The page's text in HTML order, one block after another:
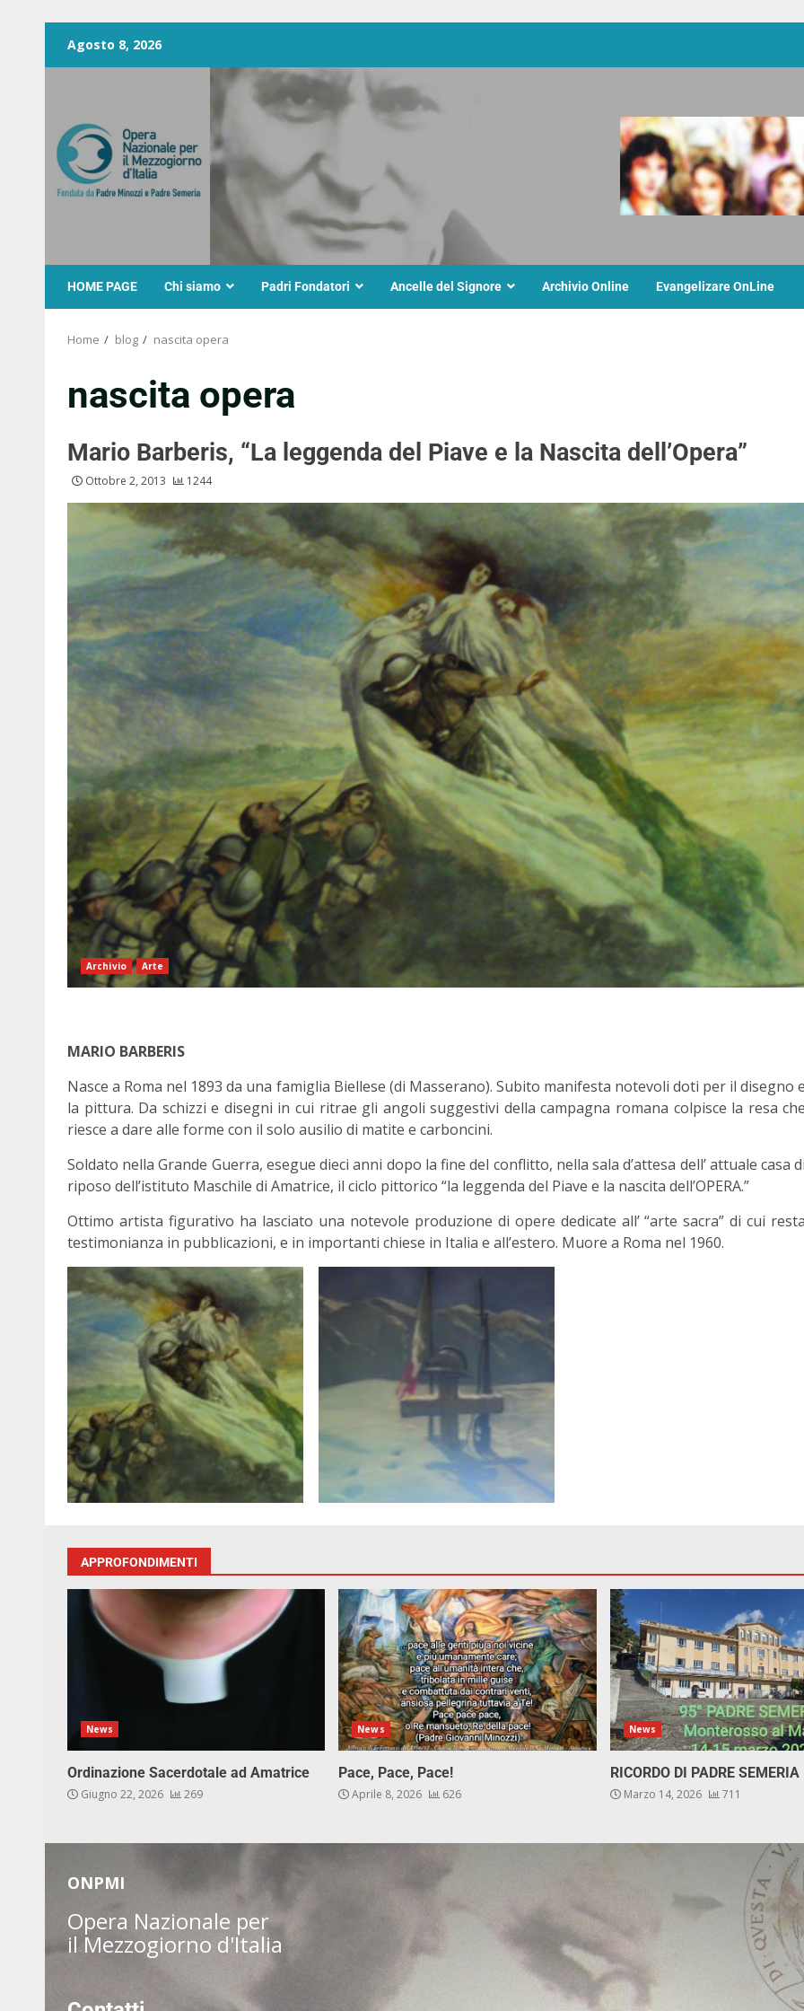
Agosto 8, 2026
HOME PAGE Chi siamo Padri Fondatori Ancelle del Signore Archivio Online Evangelizare OnLine
Home blog nascita opera
nascita opera
Mario Barberis, “La leggenda del Piave e la Nascita dell’Opera”
Ottobre 2, 2013 1244
Archivio Arte
MARIO BARBERIS
Nasce a Roma nel 1893 da una famiglia Biellese (di Masserano). Subito manifesta notevoli doti per il disegno
la pittura. Da schizzi e disegni in cui ritrae gli angoli suggestivi della campagna romana colpisce la resa
riesce a dare alle forme con il solo ausilio di matite e carboncini.
Soldato nella Grande Guerra, esegue dieci anni dopo la fine del conflitto, nella sala d’attesa dell’ attuale casa
riposo dell’istituto Maschile di Amatrice, il ciclo pittorico “la leggenda del Piave e la nascita dell’OPERA.”
Ottimo artista figurativo ha lasciato una notevole produzione di opere dedicate all’ “arte sacra” di cui
testimonianza in pubblicazioni, e in importanti chiese in Italia e all’estero. Muore a Roma nel 1960.
APPROFONDIMENTI
News
Ordinazione Sacerdotale ad Amatrice
Giugno 22, 2026 269
News
Pace, Pace, Pace!
Aprile 8, 2026 626
News
RICORDO DI PADRE SEMERIA
Marzo 14, 2026 711
ONPMI
Opera Nazionale per
il Mezzogiorno d'Italia